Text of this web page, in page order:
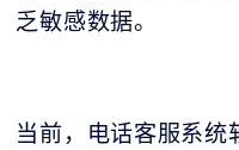
乏敏感数据。
当前，电话客服系